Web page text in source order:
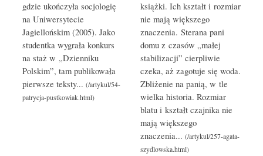
gdzie ukończyła socjologię
na Uniwersytecie
Jagiellońskim (2005). Jako
studentka wygrała konkurs
na staż w „Dzienniku
Polskim”, tam publikowała
pierwsze teksty...
książki. Ich kształt i rozmiar
nie mają większego
znaczenia. Sterana pani
domu z czasów „małej
stabilizacji” cierpliwie
czeka, aż zagotuje się woda.
Zbliżenie na panią, w tle
wielka historia. Rozmiar
blatu i kształt czajnika nie
mają większego
znaczenia...